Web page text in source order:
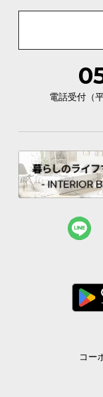
電話受付（
コー